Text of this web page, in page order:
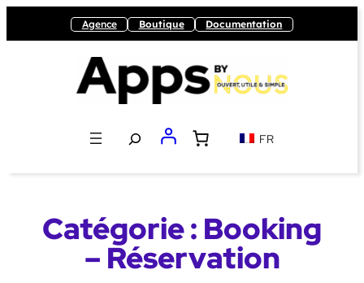
Agence Boutique Documentation
Recherche FR
Catégorie : Booking
– Réservation